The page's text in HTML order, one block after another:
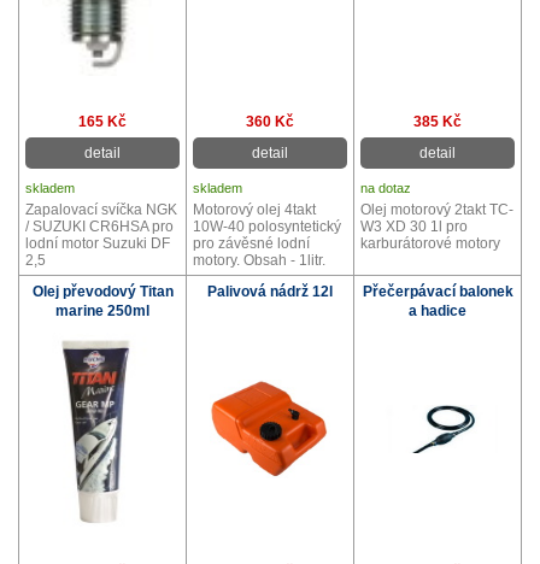
165 Kč
detail
360 Kč
detail
385 Kč
detail
skladem skladem na dotaz
Zapalovací svíčka NGK
/ SUZUKI CR6HSA pro
lodní motor Suzuki DF
2,5
Motorový olej 4takt
10W-40 polosyntetický
pro závěsné lodní
motory. Obsah - 1litr.
Olej motorový 2takt TC-
W3 XD 30 1l pro
karburátorové motory
Olej převodový Titan
marine 250ml
Palivová nádrž 12l
Přečerpávací balonek
a hadice